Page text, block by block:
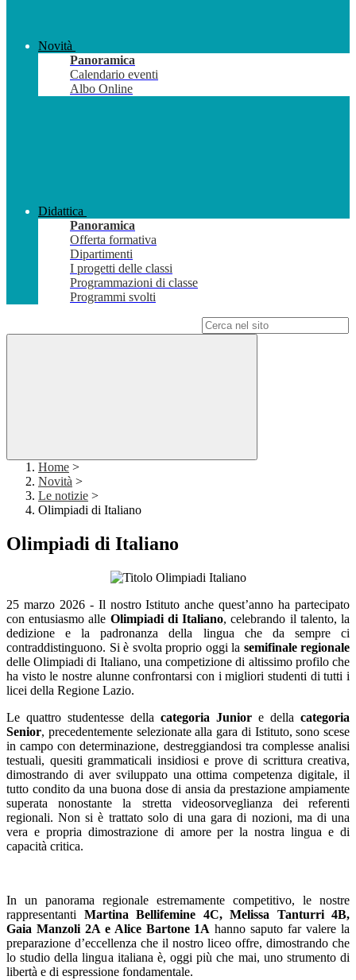
Novità
Panoramica
Calendario eventi
Albo Online
Didattica
Panoramica
Offerta formativa
Dipartimenti
I progetti delle classi
Programmazioni di classe
Programmi svolti
Home >
Novità >
Le notizie >
Olimpiadi di Italiano
Olimpiadi di Italiano
25 marzo 2026 - Il nostro Istituto anche quest’anno ha partecipato
con entusiasmo alle Olimpiadi di Italiano, celebrando il talento, la
dedizione e la padronanza della lingua che da sempre ci
contraddistinguono. Si è svolta proprio oggi la semifinale regionale
delle Olimpiadi di Italiano, una competizione di altissimo profilo che
ha visto le nostre alunne confrontarsi con i migliori studenti di tutti i
licei della Regione Lazio.
Le quattro studentesse della categoria Junior e della categoria
Senior, precedentemente selezionate alla gara di Istituto, sono scese
in campo con determinazione, destreggiandosi tra complesse analisi
testuali, quesiti grammaticali insidiosi e prove di scrittura creativa,
dimostrando di aver sviluppato una ottima competenza digitale, il
tutto condito da una buona dose di ansia da prestazione ampiamente
superata nonostante la stretta videosorveglianza dei referenti
regionali. Non si è trattato solo di una gara di nozioni, ma di una
vera e propria dimostrazione di amore per la nostra lingua e di
capacità critica.
In un panorama regionale estremamente competitivo, le nostre
rappresentanti Martina Bellifemine 4C, Melissa Tanturri 4B,
Gaia Manzoli 2A e Alice Bartone 1A hanno saputo far valere la
preparazione d’eccellenza che il nostro liceo offre, dimostrando che
lo studio della lingua italiana è, oggi più che mai, uno strumento di
libertà e di espressione fondamentale.